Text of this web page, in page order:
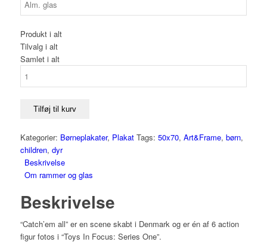
Produkt i alt
Tilvalg i alt
Samlet i alt
Tilføj til kurv
Kategorier: Børneplakater, Plakat Tags: 50x70, Art&Frame, børn,
children, dyr
Beskrivelse
Om rammer og glas
Beskrivelse
“Catch’em all” er en scene skabt i Denmark og er én af 6 action
figur fotos i “Toys In Focus: Series One”.